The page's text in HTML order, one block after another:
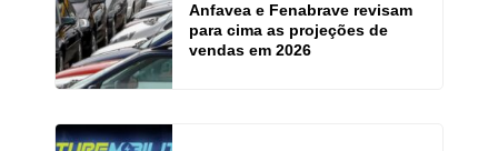
Anfavea e Fenabrave revisam
para cima as projeções de
vendas em 2026